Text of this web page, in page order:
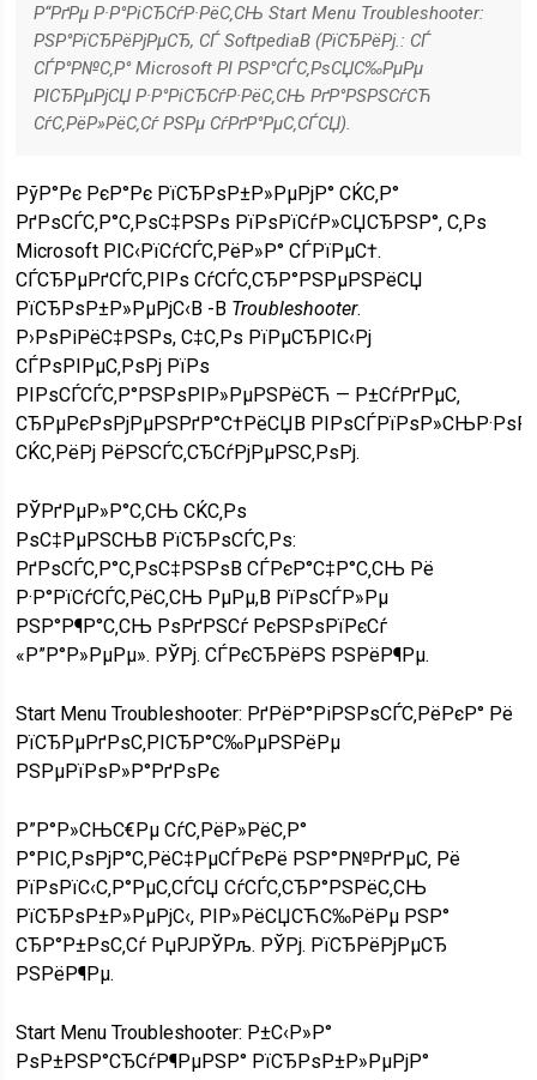
Р“РґРµ Р·Р°РіСЂСѓР·РёС‚СЊ Start Menu Troubleshooter:
РЅР°РїСЂРёРјРµСЂ, СЃ SoftpediaВ (РїСЂРёРј. : СЃ
СЃР°Р№С‚Р° Microsoft РІ РЅР°СЃС‚РѕСЏС‰РµРµ
РІСЂРµРјСЏ Р·Р°РіСЂСѓР·РёС‚СЊ РґР°РЅРЅСѓСЋ
СѓС‚РёР»РёС‚Сѓ РЅРµ СѓРґР°РµС‚СЃСЏ).
РўР°Рє РєР°Рє РїСЂРѕР±Р»РµРјР° СЌС‚Р°
РґРѕСЃС‚Р°С‚РѕС‡РЅРѕ РїРѕРїСѓР»СЏСЂРЅР°, С‚Рѕ
Microsoft РІС‹РїСѓСЃС‚РёР»Р° СЃРїРµС†.
СЃСЂРµРґСЃС‚РІРѕ СѓСЃС‚СЂР°РЅРµРЅРёСЏ
РїСЂРѕР±Р»РµРјС‹В -В Troubleshooter.
Р›РѕРіРёС‡РЅРѕ, С‡С‚Рѕ РїРµСЂРІС‹Рј
СЃРѕРІРµС‚РѕРј РїРѕ
РІРѕСЃСЃС‚Р°РЅРѕРІР»РµРЅРёСЋ — Р±СѓРґРµС‚
СЂРµРєРѕРјРµРЅРґР°С†РёСЏВ
СЌС‚РёРј РёРЅСЃС‚СЂСѓРјРµРЅС‚РѕРј.
РЎРґРµР»Р°С‚СЊ СЌС‚Рѕ
РѕС‡РµРЅСЊВ РїСЂРѕСЃС‚Рѕ:
РґРѕСЃС‚Р°С‚РѕС‡РЅРѕВ СЃРєР°С‡Р°С‚СЊ Рё
Р·Р°РїСѓСЃС‚РёС‚СЊ РµРµ,В РїРѕСЃР»Рµ
РЅР°Р¶Р°С‚СЊ РѕРґРЅСѓ РєРЅРѕРїРєСѓ
«Р”Р°Р»РµРµ». РЎРј. СЃРєСЂРёРЅ РЅРёР¶Рµ.
Start Menu Troubleshooter: РґРёР°РіРЅРѕСЃС‚РёРєР° Рё
РїСЂРµРґРѕС‚РІСЂР°С‰РµРЅРёРµ
РЅРµРїРѕР»Р°РґРѕРє
Р”Р°Р»СЊС€Рµ СѓС‚РёР»РёС‚Р°
Р°РІС‚РѕРјР°С‚РёС‡РµСЃРєРё РЅР°Р№РґРµС‚ Рё
РїРѕРїС‹С‚Р°РµС‚СЃСЏ СѓСЃС‚СЂР°РЅРёС‚СЊ
РїСЂРѕР±Р»РµРјС‹, РІР»РёСЏСЋС‰РёРµ РЅР°
СЂР°Р±РѕС‚Сѓ РџРЈРЎРљ. РЎРј. РїСЂРёРјРµСЂ
РЅРёР¶Рµ.
Start Menu Troubleshooter: Р±С‹Р»Р°
РѕР±РЅР°СЂСѓР¶РµРЅР° РїСЂРѕР±Р»РµРјР°